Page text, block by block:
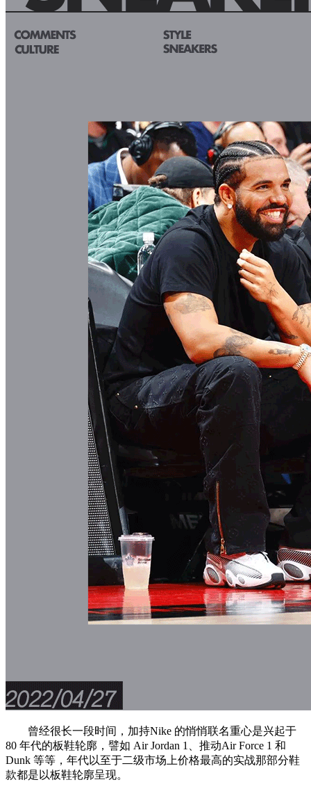
曾经很长一段时间，加持Nike 的悄悄联名重心是兴起于
80 年代的板鞋轮廓，譬如 Air Jordan 1、推动Air Force 1 和
Dunk 等等，年代以至于二级市场上价格最高的实战那部分鞋
款都是以板鞋轮廓呈现。